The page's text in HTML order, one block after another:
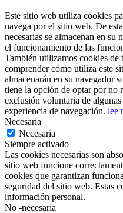
Este sitio web utiliza cookies
navega por el sitio web. De
necesarias se almacenan en su
el funcionamiento de las
También utilizamos cookies de
comprender cómo utiliza este
almacenarán en su navegador
tiene la opción de optar por no
exclusión voluntaria de algunas
experiencia de navegación. lee
Necesaria
Necesaria
Siempre activado
Las cookies necesarias son
sitio web funcione
cookies que garantizan
seguridad del sitio web. Estas
información personal.
No -necesaria